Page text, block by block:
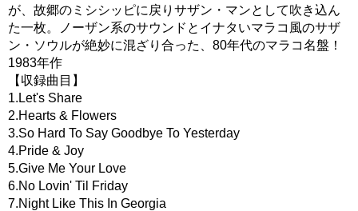
が、故郷のミシシッピに戻りサザン・マンとして吹き込ん
た一枚。ノーザン系のサウンドとイナタいマラコ風のサザ
ン・ソウルが絶妙に混ざり合った、80年代のマラコ名盤！
1983年作
【収録曲目】
1.Let's Share
2.Hearts & Flowers
3.So Hard To Say Goodbye To Yesterday
4.Pride & Joy
5.Give Me Your Love
6.No Lovin' Til Friday
7.Night Like This In Georgia